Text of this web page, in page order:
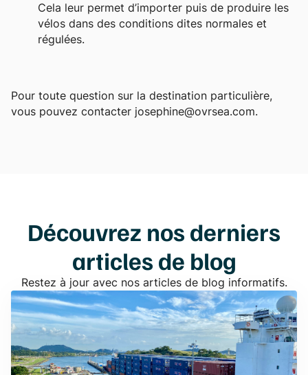
Cela leur permet d’importer puis de produire les
vélos dans des conditions dites normales et
régulées.
Pour toute question sur la destination particulière,
vous pouvez contacter josephine@ovrsea.com.
Découvrez nos derniers
articles de blog
Restez à jour avec nos articles de blog informatifs.